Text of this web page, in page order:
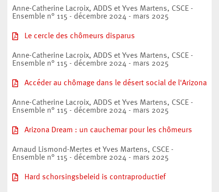
Anne-Catherine Lacroix, ADDS et Yves Martens, CSCE -
Ensemble n° 115 - décembre 2024 - mars 2025
Le cercle des chômeurs disparus
Anne-Catherine Lacroix, ADDS et Yves Martens, CSCE -
Ensemble n° 115 - décembre 2024 - mars 2025
Accéder au chômage dans le désert social de l'Arizona
Anne-Catherine Lacroix, ADDS et Yves Martens, CSCE -
Ensemble n° 115 - décembre 2024 - mars 2025
Arizona Dream : un cauchemar pour les chômeurs
Arnaud Lismond-Mertes et Yves Martens, CSCE -
Ensemble n° 115 - décembre 2024 - mars 2025
Hard schorsingsbeleid is contraproductief